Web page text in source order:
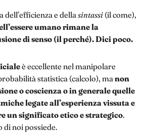
dell’efficienza e dellasintassi (il come),
umano rimane la
di senso (il perché). Dici poco.
è eccellente nel manipolare
statistica (calcolo), manon
o coscienza o in generale quelle
legate all’esperienza vissuta e
un significato etico e strategico.
di noi possiede.